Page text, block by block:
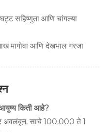
घट्ट सहिष्णुता आणि चांगल्या
मागोवा आणि देखभाल गरजा
आयुष्य किती आहे?
अवलंबून, साचे 100,000 ते 1